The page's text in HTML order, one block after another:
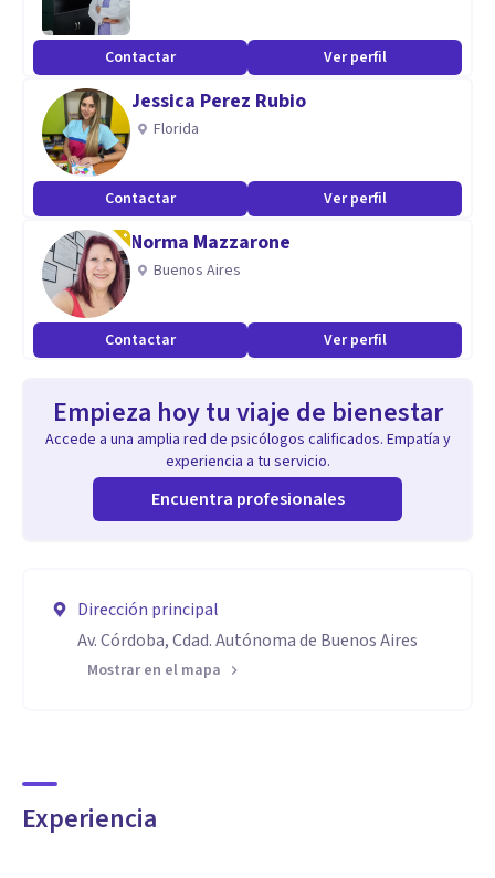
Contactar Ver perfil
Jessica Perez Rubio
Florida
Contactar Ver perfil
Norma Mazzarone
Buenos Aires
Contactar Ver perfil
Empieza hoy tu viaje de bienestar
Accede a una amplia red de psicólogos calificados. Empatía y
experiencia a tu servicio.
Encuentra profesionales
Dirección principal
Av. Córdoba, Cdad. Autónoma de Buenos Aires
Mostrar en el mapa
Experiencia